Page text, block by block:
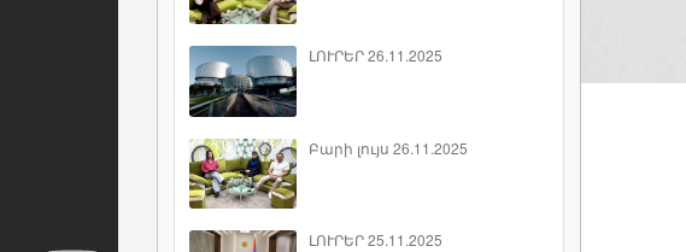
ԼՈՒՐԵՐ 26.11.2025
Բարի լույս 26.11.2025
ԼՈՒՐԵՐ 25.11.2025